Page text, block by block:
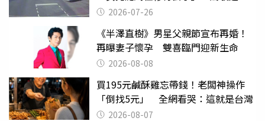
致死判9月
2026-07-26
《半澤直樹》男星父親節宣布再婚！
再曝妻子懷孕 雙喜臨門迎新生命
2026-08-08
買195元鹹酥雞忘帶錢！老闆神操作
「倒找5元」 全網看哭：這就是台灣
2026-08-07